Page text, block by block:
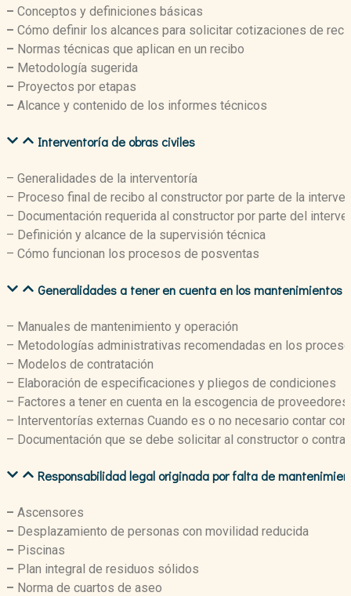
– Conceptos y definiciones básicas
– Cómo definir los alcances para solicitar cotizaciones de
– Normas técnicas que aplican en un recibo
– Metodología sugerida
– Proyectos por etapas
– Alcance y contenido de los informes técnicos
Interventoría de obras civiles
– Generalidades de la interventoría
– Proceso final de recibo al constructor por parte de la
– Documentación requerida al constructor por parte del
– Definición y alcance de la supervisión técnica
– Cómo funcionan los procesos de posventas
Generalidades a tener en cuenta en los mantenimientos
– Manuales de mantenimiento y operación
– Metodologías administrativas recomendadas en los
– Modelos de contratación
– Elaboración de especificaciones y pliegos de condiciones
– Factores a tener en cuenta en la escogencia de
– Interventorías externas Cuando es o no necesario contar
– Documentación que se debe solicitar al constructor o
Responsabilidad legal originada por falta de
– Ascensores
– Desplazamiento de personas con movilidad reducida
– Piscinas
– Plan integral de residuos sólidos
– Norma de cuartos de aseo